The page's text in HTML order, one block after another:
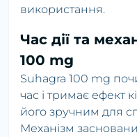
використання.
Час дії та
100 mg
Suhagra 100 mg
час і тримає ефект
його зручним для
Механізм